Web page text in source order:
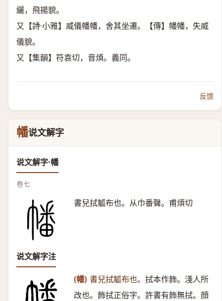
纚，飛揚貌。
又【詩·小雅】威儀幡幡，舍其坐遷。【傳】幡幡，失威
儀貌。
又【集韻】符袁切，音煩。義同。
反馈
幡说文解字
说文解字·幡
卷七
書兒拭觚布也。从巾番聲。甫煩切
说文解字注
(幡) 書兒拭觚布也。 拭本作飾。淺人所
改也。飾拭正俗字。許書有飾無拭。顔